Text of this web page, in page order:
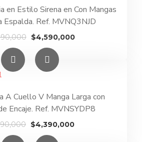
en Estilo Sirena en Con Mangas
Espalda. Ref. MVNQ3NJD
El
precio
original
era:
$4,590,000El
A Cuello V Manga Larga con
Encaje. Ref. MVNSYDP8
El
precio
$4,390,000El